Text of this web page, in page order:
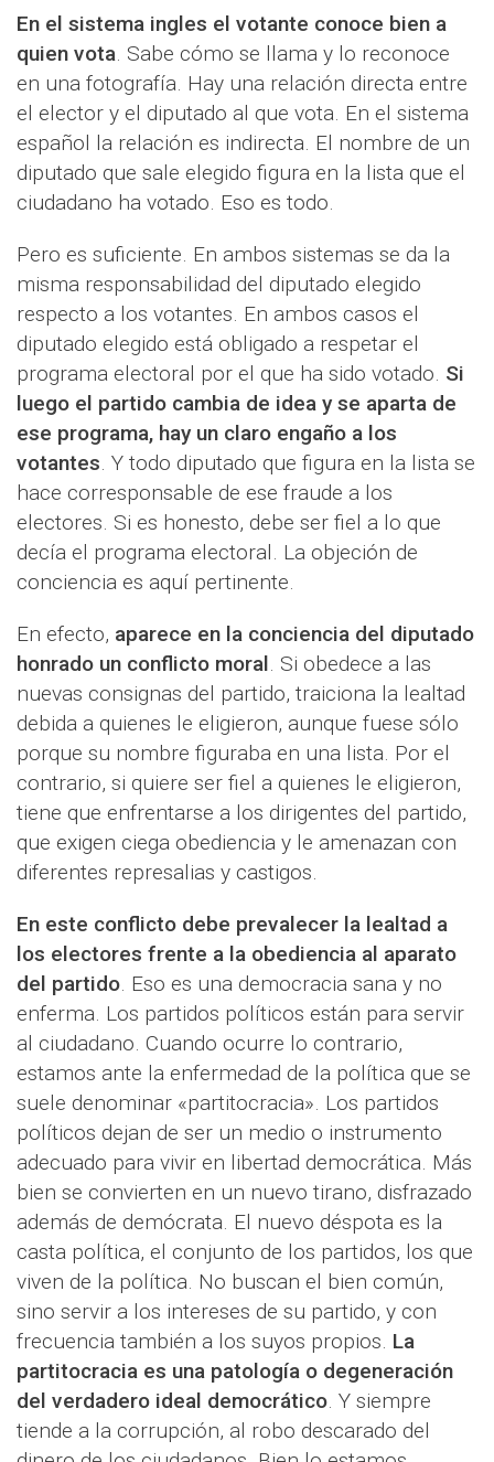
En el sistema ingles el votante conoce bien a
quien vota. Sabe cómo se llama y lo reconoce
en una fotografía. Hay una relación directa entre
el elector y el diputado al que vota. En el sistema
español la relación es indirecta. El nombre de un
diputado que sale elegido figura en la lista que el
ciudadano ha votado. Eso es todo.
Pero es suficiente. En ambos sistemas se da la
misma responsabilidad del diputado elegido
respecto a los votantes. En ambos casos el
diputado elegido está obligado a respetar el
programa electoral por el que ha sido votado. Si
luego el partido cambia de idea y se aparta de
ese programa, hay un claro engaño a los
votantes. Y todo diputado que figura en la lista se
hace corresponsable de ese fraude a los
electores. Si es honesto, debe ser fiel a lo que
decía el programa electoral. La objeción de
conciencia es aquí pertinente.
En efecto, aparece en la conciencia del diputado
honrado un conflicto moral. Si obedece a las
nuevas consignas del partido, traiciona la lealtad
debida a quienes le eligieron, aunque fuese sólo
porque su nombre figuraba en una lista. Por el
contrario, si quiere ser fiel a quienes le eligieron,
tiene que enfrentarse a los dirigentes del partido,
que exigen ciega obediencia y le amenazan con
diferentes represalias y castigos.
En este conflicto debe prevalecer la lealtad a
los electores frente a la obediencia al aparato
del partido. Eso es una democracia sana y no
enferma. Los partidos políticos están para servir
al ciudadano. Cuando ocurre lo contrario,
estamos ante la enfermedad de la política que se
suele denominar «partitocracia». Los partidos
políticos dejan de ser un medio o instrumento
adecuado para vivir en libertad democrática. Más
bien se convierten en un nuevo tirano, disfrazado
además de demócrata. El nuevo déspota es la
casta política, el conjunto de los partidos, los que
viven de la política. No buscan el bien común,
sino servir a los intereses de su partido, y con
frecuencia también a los suyos propios. La
partitocracia es una patología o degeneración
del verdadero ideal democrático. Y siempre
tiende a la corrupción, al robo descarado del